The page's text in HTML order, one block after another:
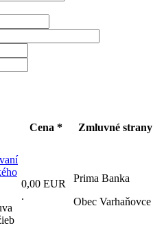
Cena * Zmluvné strany
0,00 EUR
.
Prima Banka
Obec Varhaňovce